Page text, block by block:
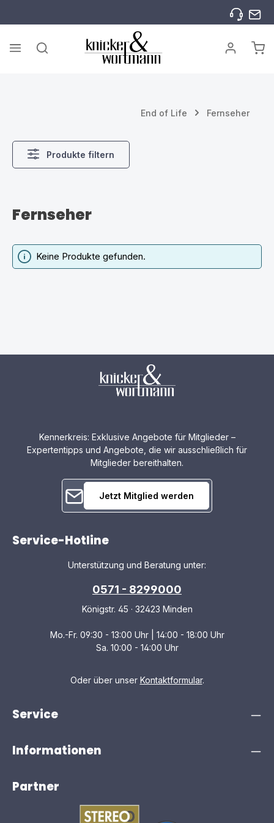
End of Life Fernseher
Produkte filtern
Fernseher
Keine Produkte gefunden.
Kennerkreis: Exklusive Angebote für Mitglieder –
Expertentipps und Angebote, die wir ausschließlich für
Mitglieder bereithalten.
Jetzt Mitglied werden
Service-Hotline
Unterstützung und Beratung unter:
0571 - 8299000
Königstr. 45 · 32423 Minden
Mo.-Fr. 09:30 - 13:00 Uhr | 14:00 - 18:00 Uhr
Sa. 10:00 - 14:00 Uhr
Oder über unser Kontaktformular.
Service
Informationen
Partner